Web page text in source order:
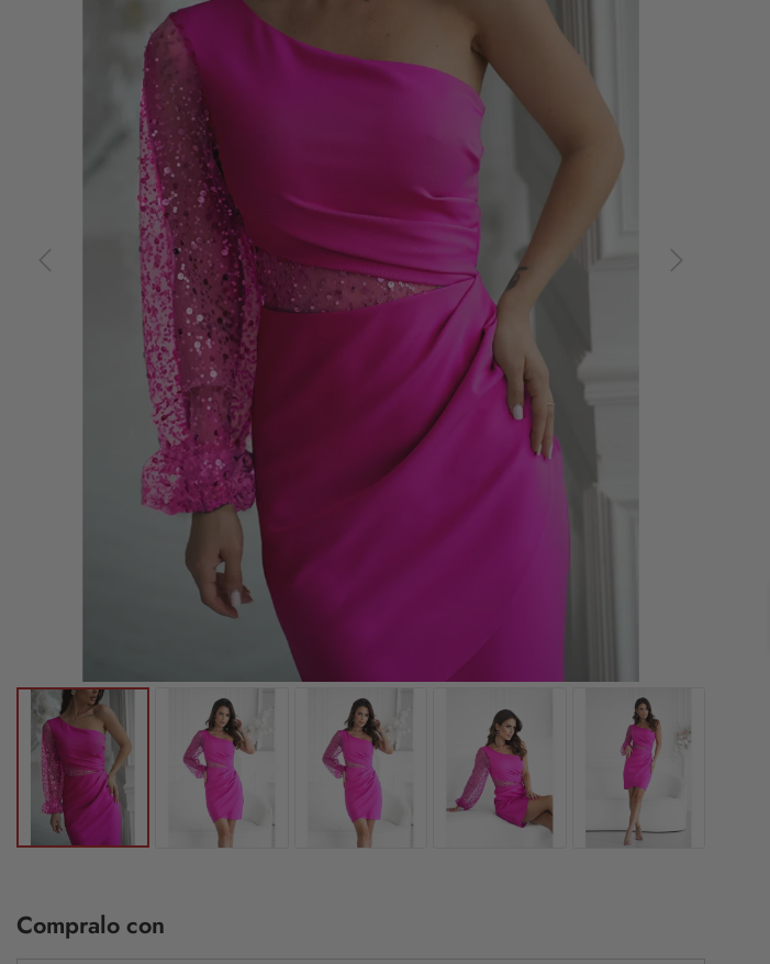
Compralo con